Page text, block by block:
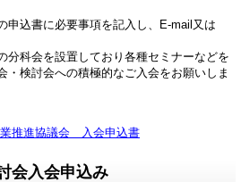
込書に必要事項を記入し、E-mail又は
科会を設置しており各種セミナーなどを
・検討会への積極的なご入会をお願いしま
推進協議会 入会申込書
会入会申込み